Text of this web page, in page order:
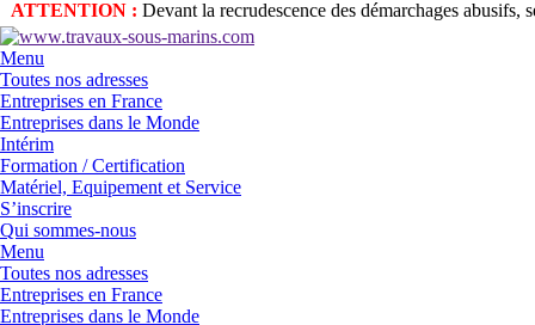
ATTENTION :Devant la recrudescence des démarchages abusifs,
Menu
Toutes nos adresses
Entreprises en France
Entreprises dans le Monde
Intérim
Formation / Certification
Matériel, Equipement et Service
S’inscrire
Qui sommes-nous
Menu
Toutes nos adresses
Entreprises en France
Entreprises dans le Monde